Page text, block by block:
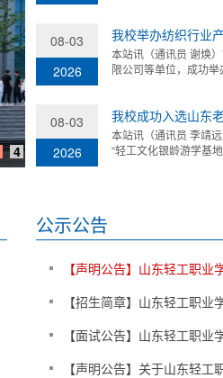
4
08-03
2026
我校举办纺织行业
本站讯（通讯员 谢焕
限公司等单位，成功
08-03
2026
我校成功入选山东
本站讯（通讯员 李靖
“轻工文化银龄游学基
公示公告
【声明公告】山东轻工职业
【招生简章】山东轻工职
【面试公告】山东轻工职
【声明公告】关于山东轻